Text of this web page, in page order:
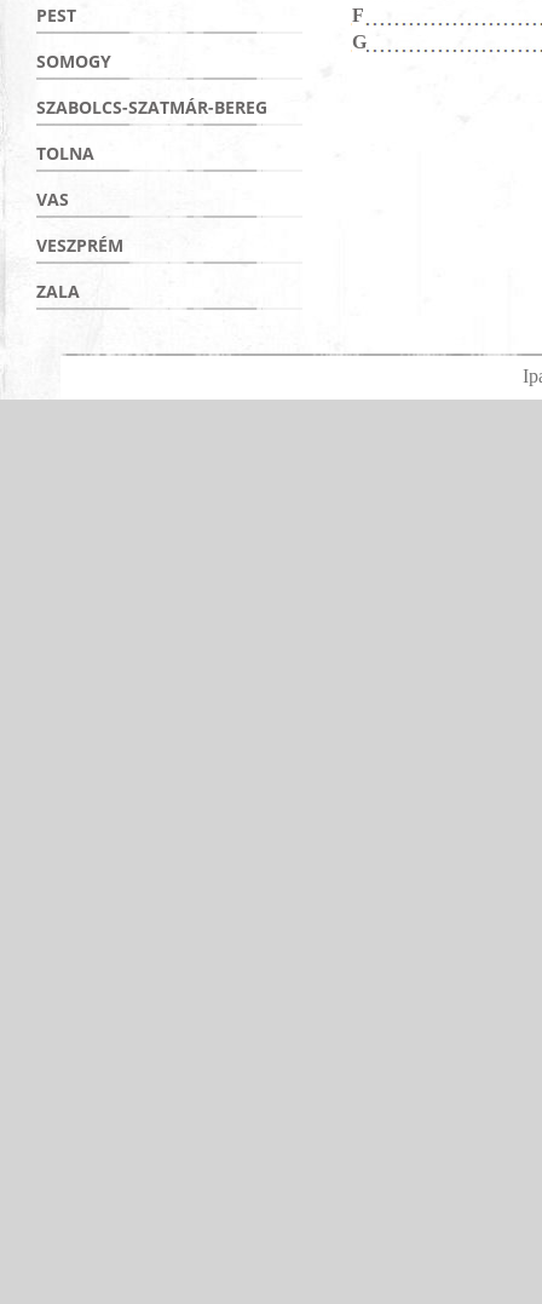
PEST
SOMOGY
SZABOLCS-SZATMÁR-BEREG
TOLNA
VAS
VESZPRÉM
ZALA
F
G